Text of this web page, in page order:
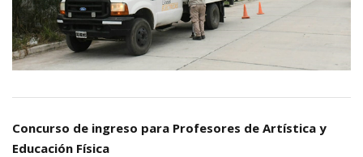
Concurso de ingreso para Profesores de Artística y
Educación Física